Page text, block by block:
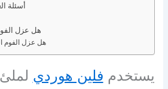
أسئلة
هل عزل
هل عزل الفوم
يستخدم فلين هوردي